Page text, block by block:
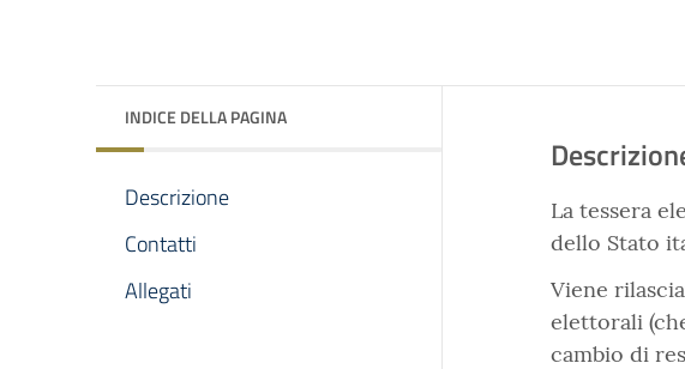
INDICE DELLA PAGINA
Descrizione
Contatti
Allegati
La tessera
dello Stato
Viene
elettorali
cambio di